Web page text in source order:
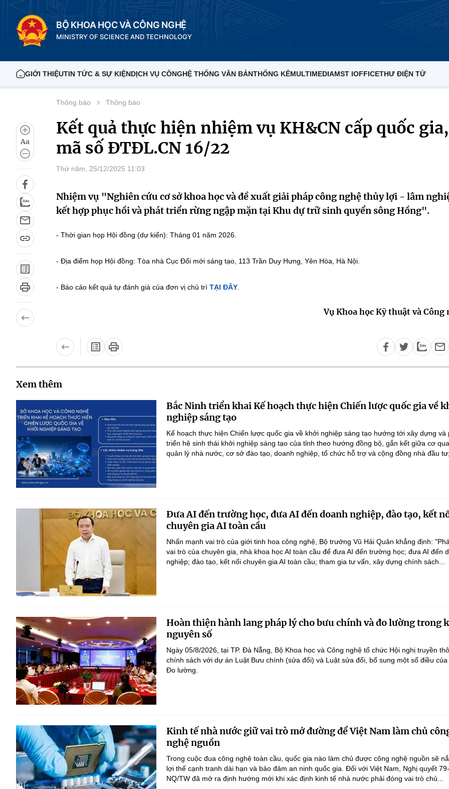
BỘ KHOA HỌC VÀ CÔNG NGHỆ
MINISTRY OF SCIENCE AND TECHNOLOGY
GIỚI THIỆUTIN TỨC & SỰ KIỆNDỊCH VỤ CÔNGHỆ THỐNG VĂN BẢNTHỐNG KÊMULTIMEDIAMST IOFFICETHƯ ĐIỆN TỬ
Aa
Thông báo Thông báo
Kết quả thực hiện nhiệm vụ KH&CN cấp quốc gia,
mã số ĐTĐL.CN 16/22
Thứ năm, 25/12/2025 11:03
Nhiệm vụ "Nghiên cứu cơ sở khoa học và đề xuất giải pháp công nghệ thủy lợi - lâm
kết hợp phục hồi và phát triển rừng ngập mặn tại Khu dự trữ sinh quyển sông Hồng".
- Thời gian họp Hội đồng (dự kiến): Tháng 01 năm 2026.
- Địa điểm họp Hội đồng: Tòa nhà Cục Đổi mới sáng tạo, 113 Trần Duy Hưng, Yên Hòa, Hà Nội.
- Báo cáo kết quả tự đánh giá của đơn vị chủ trì TẠI ĐÂY
Vụ Khoa học Kỹ thuật và Công
Xem thêm
Bắc Ninh triển khai Kế hoạch thực hiện Chiến lược quốc gia về
nghiệp sáng tạo
Kế hoạch thực hiện Chiến lược quốc gia về khởi nghiệp sáng tạo hướng tới xây dựng và
triển hệ sinh thái khởi nghiệp sáng tạo của tỉnh theo hướng đồng bộ, gắn kết giữa cơ
quản lý nhà nước, cơ sở đào tạo, doanh nghiệp, tổ chức hỗ trợ và cộng đồng nhà đầu
Đưa AI đến trường học, đưa AI đến doanh nghiệp, đào tạo, kết
chuyên gia AI toàn cầu
Nhấn mạnh vai trò của giới tinh hoa công nghệ, Bộ trưởng Vũ Hải Quân khẳng định:
vai trò của chuyên gia, nhà khoa học AI toàn cầu để đưa AI đến trường học; đưa AI đến
nghiệp; đào tạo, kết nối chuyên gia AI toàn cầu; tham gia tư vấn, xây dựng chính sách...
Hoàn thiện hành lang pháp lý cho bưu chính và đo lường trong
nguyên số
Ngày 05/8/2026, tại TP. Đà Nẵng, Bộ Khoa học và Công nghệ tổ chức Hội nghị truyền
chính sách với dự án Luật Bưu chính (sửa đổi) và Luật sửa đổi, bổ sung một số điều của
Đo lường.
Kinh tế nhà nước giữ vai trò mở đường để Việt Nam làm chủ
nghệ nguồn
Trong cuộc đua công nghệ toàn cầu, quốc gia nào làm chủ được công nghệ nguồn sẽ
lợi thế cạnh tranh dài hạn và bảo đảm an ninh quốc gia. Đối với Việt Nam, Nghị quyết 79-
NQ/TW đã mở ra định hướng mới khi xác định kinh tế nhà nước phải đóng vai trò chủ...